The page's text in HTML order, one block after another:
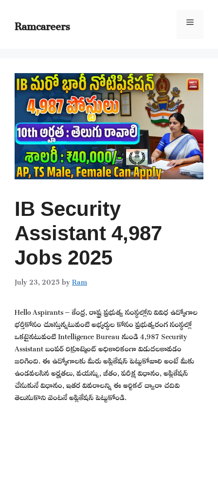
contentRamcareers Menu
IB Security
Assistant 4,987
Jobs 2025
July 23, 2025byRam
Hello Aspirants – కేంద్ర, రాష్ట్ర ప్రభుత్వ సంస్థల్లోని వివిధ ఉద్యోగాల
భర్తీకోసం చూస్తున్నటువంటి అభ్యర్థుల కోసం ప్రభుత్వరంగ సంస్థల్లో
ఒకటైనటువంటి Intelligence Bureau నుండి 4,987 Security
Assistant బంపర్ రిక్రూట్మెంట్ అధికారికంగా విడుదలకావడం
జరిగింది. ఈ ఉద్యోగాలకు మీరు అప్లికేషన్ పెట్టుకోవాలి అంటే మీకు
ఉండవలసిన అర్హతలు, వయస్సు, జీతం, పరీక్ష విధానం, అప్లికేషన్
చేసుకునే విధానం, ఇతర వివరాలన్ని ఈ ఆర్టికల్ ద్వారా చదివి
తెలుసుకొని వెంటనే అప్లికేషన్ పెట్టుకోండి.